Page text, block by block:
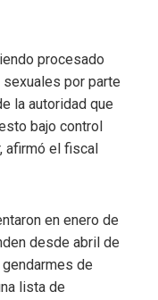
procesado
por parte
la autoridad que
bajo control
afirmó el fiscal
en enero de
desde abril de
de
lista de